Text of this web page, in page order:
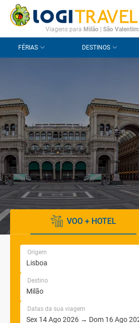
CONTACTO PERGUNTAS FREQUENTES
Viagens para Milão São Valentim
FÉRIAS DESTINOS
VOO + HOTEL
Origem
Destino
Datas da sua viagem